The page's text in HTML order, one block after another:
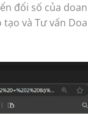
đổi số của
và Tư vấn